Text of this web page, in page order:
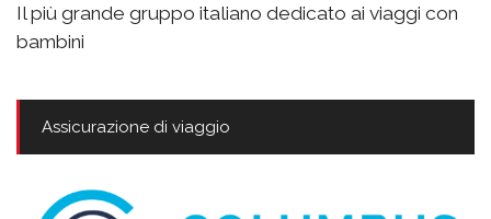
Il più grande gruppo italiano dedicato ai viaggi con
bambini
Assicurazione di viaggio